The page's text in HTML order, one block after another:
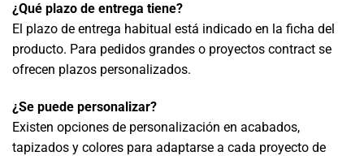
¿Qué plazo de entrega tiene?
El plazo de entrega habitual está indicado en la ficha del
producto. Para pedidos grandes o proyectos contract se
ofrecen plazos personalizados.
¿Se puede personalizar?
Existen opciones de personalización en acabados,
tapizados y colores para adaptarse a cada proyecto de